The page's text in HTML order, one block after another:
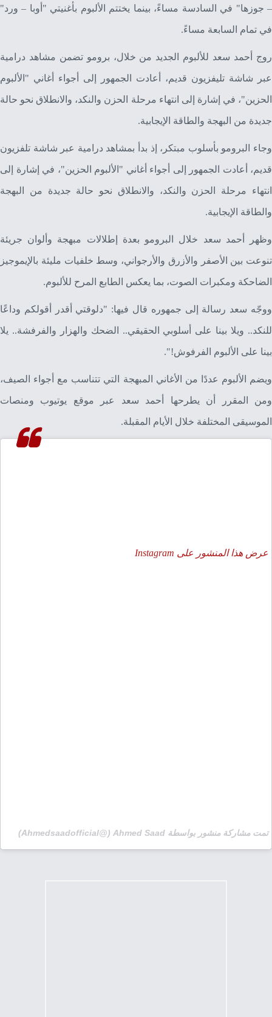
– جوزها" في السادسة مساءً، بينما يختتم الألبوم بأغنيتي "أوبا – ورد"
في تمام السابعة مساءً.
روج أحمد سعد للألبوم الجديد من خلال، برومو تضمن مشاهد درامية
عبر شاشة تليفزيون قديم، أعادت الجمهور إلى أجواء أغاني "الألبوم
الحزين"، في إشارة إلى انتهاء مرحلة الحزن والنكد، والانطلاق نحو حالة
جديدة من البهجة والطاقة الإيجابية.
وجاء البرومو بأسلوب مبتكر، إذ بدأ بمشاهد درامية عبر شاشة تلفزيون
قديم، أعادت الجمهور إلى أجواء أغاني "الألبوم الحزين"، في إشارة إلى
انتهاء مرحلة الحزن والنكد، والانطلاق نحو حالة جديدة من البهجة
والطاقة الإيجابية.
وظهر أحمد سعد خلال البرومو بعدة إطلالات مبهجة وألوان جريئة
تنوعت بين الأصفر والأزرق والأرجواني، وسط خلفيات مليئة بالإيموجيز
الضاحكة ومكبرات الصوت، بما يعكس الطابع المرح للألبوم.
ووجّه سعد رسالة إلى جمهوره قال فيها: "دلوقتي أقدر أقولكم وداعًا
للنكد.. ويلا بينا على أسلوبي الحقيقي.. الضحك والهزار والفرفشة.. يلا
بينا على الألبوم الفرفوش!".
ويضم الألبوم عددًا من الأغاني المبهجة التي تتناسب مع أجواء الصيف،
ومن المقرر أن يطرحها أحمد سعد عبر موقع يوتيوب ومنصات
الموسيقى المختلفة خلال الأيام المقبلة.
عرض هذا المنشور على Instagram
تمت مشاركة منشور بواسطة ‏‎Ahmed Saad‎‏ (@‏‎ahmedsaadofficial‎‏)